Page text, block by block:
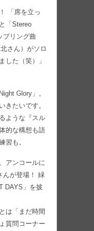
「席を立っ
「Stereo
プリング曲
さん）がソロ
した（笑）」
Glory」。
きたいです。
ような『スル
的な構想も語
習も。
アンコールに
んが登場！ 緑
DAYS」を披
は「まだ時間
質問コーナー